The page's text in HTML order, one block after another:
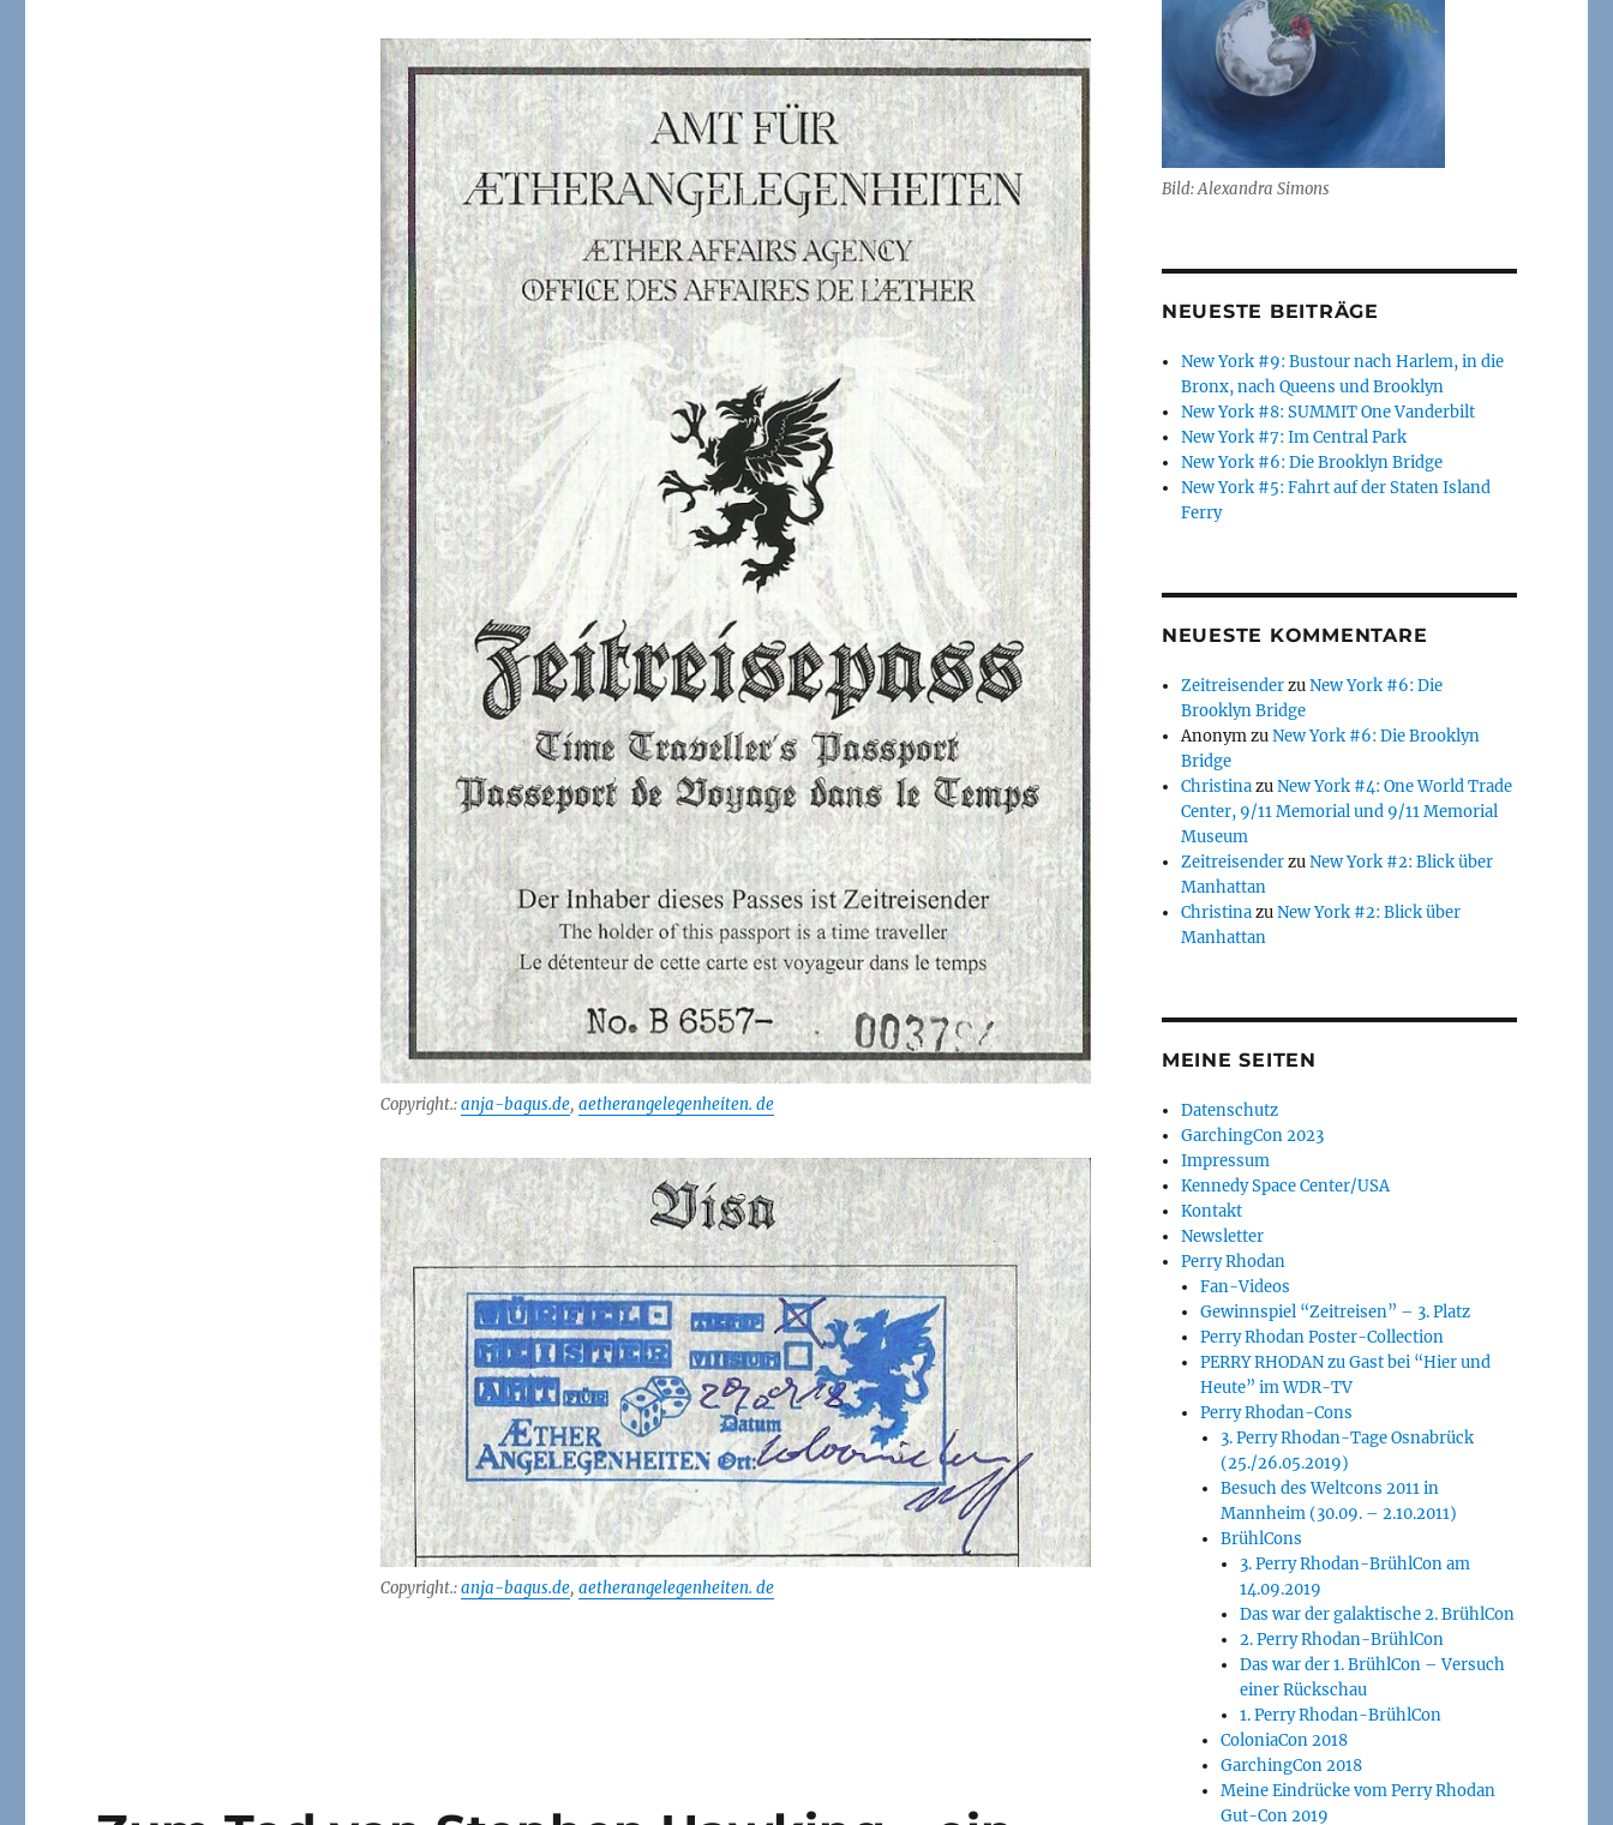
Copyright.:anja-bagus.de, aetherangelegenheiten. de
Copyright.:anja-bagus.de, aetherangelegenheiten. de
Bild: Alexandra Simons
NEUESTE BEITRÄGE
New York #9: Bustour nach Harlem, in die
Bronx, nach Queens und Brooklyn
New York #8: SUMMIT One Vanderbilt
New York #7: Im Central Park
New York #6: Die Brooklyn Bridge
New York #5: Fahrt auf der Staten Island
Ferry
NEUESTE KOMMENTARE
ZeitreisenderzuNew York #6: Die
Brooklyn Bridge
AnonymzuNew York #6: Die Brooklyn
Bridge
ChristinazuNew York #4: One World Trade
Center, 9/11 Memorial und 9/11 Memorial
Museum
ZeitreisenderzuNew York #2: Blick über
Manhattan
ChristinazuNew York #2: Blick über
Manhattan
MEINE SEITEN
Datenschutz
GarchingCon 2023
Impressum
Kennedy Space Center/USA
Kontakt
Newsletter
Perry Rhodan
Fan-Videos
Gewinnspiel “Zeitreisen” – 3. Platz
Perry Rhodan Poster-Collection
PERRY RHODAN zu Gast bei “Hier und
Heute” im WDR-TV
Perry Rhodan-Cons
3. Perry Rhodan-Tage Osnabrück
(25./26.05.2019)
Besuch des Weltcons 2011 in
Mannheim (30.09. – 2.10.2011)
BrühlCons
3. Perry Rhodan-BrühlCon am
14.09.2019
Das war der galaktische 2. BrühlCon
2. Perry Rhodan-BrühlCon
Das war der 1. BrühlCon – Versuch
einer Rückschau
1. Perry Rhodan-BrühlCon
ColoniaCon 2018
GarchingCon 2018
Meine Eindrücke vom Perry Rhodan
Gut-Con 2019